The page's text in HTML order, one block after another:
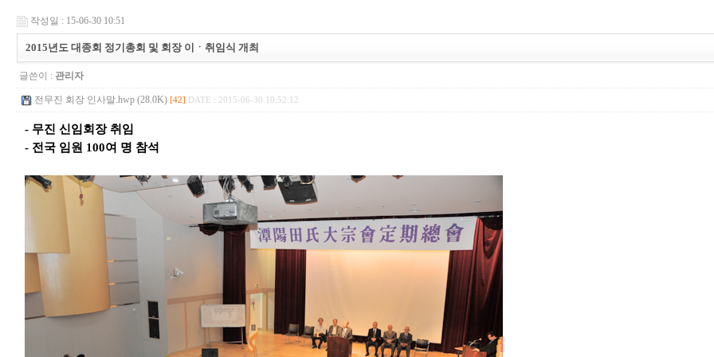
작성일 : 15-06-30 10:51
2015년도 대종회 정기총회 및 회장 이ㆍ취임식 개최
글쓴이 : 관리자
전무진 회장 인사말.hwp (28.0K) [42] DATE : 2015-06-30 10:52:12
- 무진 신임회장 취임
- 전국 임원 100여 명 참석